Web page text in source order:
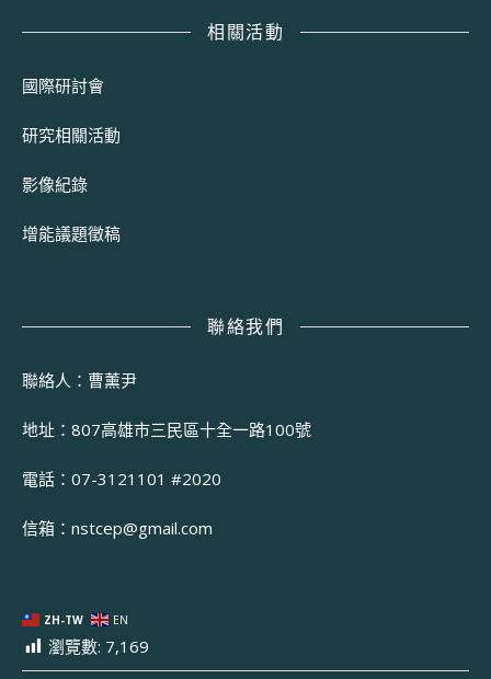
相關活動
國際研討會
研究相關活動
影像紀錄
增能議題徵稿
聯絡我們
聯絡人：曹薰尹
地址：807高雄市三民區十全一路100號
電話：07-3121101 #2020
信箱： nstcep@gmail.com
ZH-TW EN
瀏覽數: 7,169